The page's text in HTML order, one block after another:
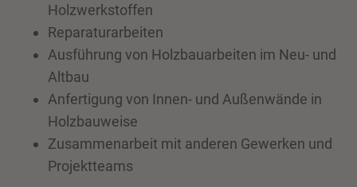
Holzwerkstoffen
Reparaturarbeiten
Ausführung von Holzbauarbeiten im Neu- und
Altbau
Anfertigung von Innen- und Außenwände in
Holzbauweise
Zusammenarbeit mit anderen Gewerken und
Projektteams